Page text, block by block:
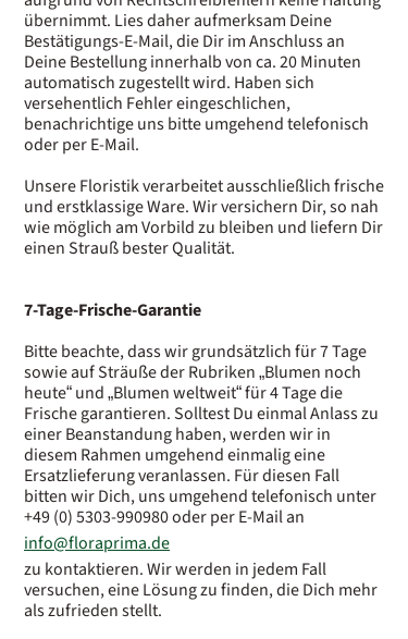
übernimmt. Lies daher aufmerksam Deine
Bestätigungs-E-Mail, die Dir im Anschluss an
Deine Bestellung innerhalb von ca. 20 Minuten
automatisch zugestellt wird. Haben sich
versehentlich Fehler eingeschlichen,
benachrichtige uns bitte umgehend telefonisch
oder per E-Mail.
Unsere Floristik verarbeitet ausschließlich frische
und erstklassige Ware. Wir versichern Dir, so nah
wie möglich am Vorbild zu bleiben und liefern Dir
einen Strauß bester Qualität.
7-Tage-Frische-Garantie
Bitte beachte, dass wir grundsätzlich für 7 Tage
sowie auf Sträuße der Rubriken „Blumen noch
heute“ und „Blumen weltweit“ für 4 Tage die
Frische garantieren. Solltest Du einmal Anlass zu
einer Beanstandung haben, werden wir in
diesem Rahmen umgehend einmalig eine
Ersatzlieferung veranlassen. Für diesen Fall
bitten wir Dich, uns umgehend telefonisch unter
+49 (0) 5303-990980 oder per E-Mail an
info@floraprima.de
zu kontaktieren. Wir werden in jedem Fall
versuchen, eine Lösung zu finden, die Dich mehr
als zufrieden stellt.